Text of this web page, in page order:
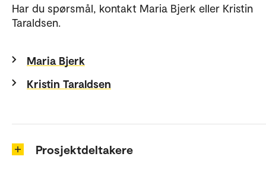
Har du spørsmål, kontakt Maria Bjerk eller Kristin
Taraldsen.
Maria Bjerk
Kristin Taraldsen
Prosjektdeltakere